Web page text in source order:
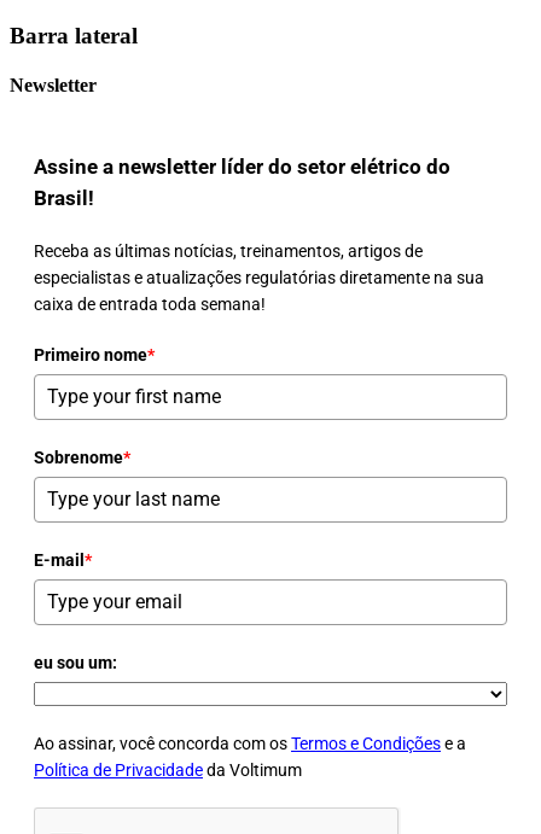
Barra lateral
Newsletter
Assine a newsletter líder do setor elétrico do
Brasil!
Receba as últimas notícias, treinamentos, artigos de
especialistas e atualizações regulatórias diretamente na sua
caixa de entrada toda semana!
Primeiro nome*
Sobrenome*
E-mail *
eu sou um:
Ao assinar, você concorda com osTermos e Condiçõese a
Política de Privacidadeda Voltimum